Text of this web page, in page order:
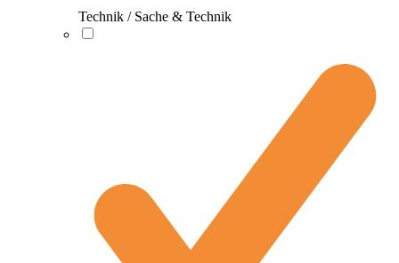
Technik / Sache & Technik